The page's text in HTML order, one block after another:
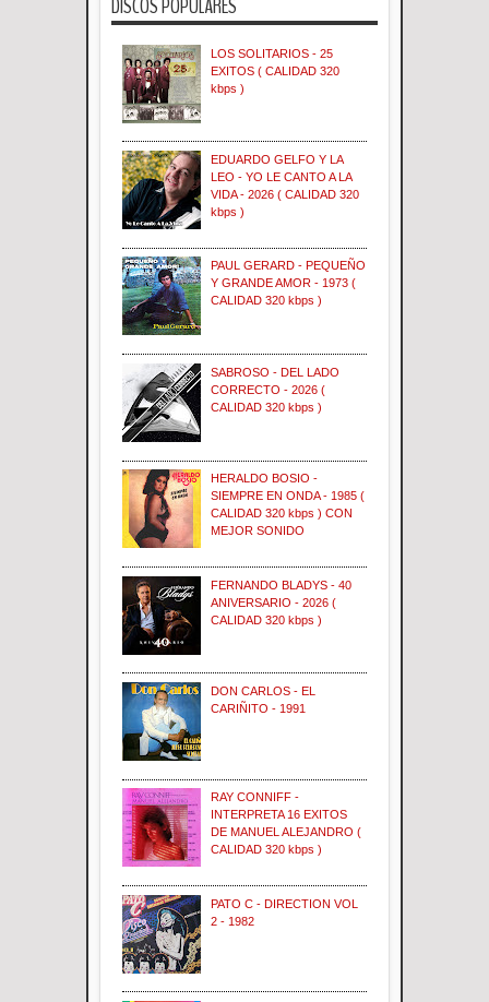
DISCOS POPULARES
LOS SOLITARIOS - 25
EXITOS ( CALIDAD 320
kbps )
EDUARDO GELFO Y LA
LEO - YO LE CANTO A LA
VIDA - 2026 ( CALIDAD 320
kbps )
PAUL GERARD - PEQUEÑO
Y GRANDE AMOR - 1973 (
CALIDAD 320 kbps )
SABROSO - DEL LADO
CORRECTO - 2026 (
CALIDAD 320 kbps )
HERALDO BOSIO -
SIEMPRE EN ONDA - 1985 (
CALIDAD 320 kbps ) CON
MEJOR SONIDO
FERNANDO BLADYS - 40
ANIVERSARIO - 2026 (
CALIDAD 320 kbps )
DON CARLOS - EL
CARIÑITO - 1991
RAY CONNIFF -
INTERPRETA 16 EXITOS
DE MANUEL ALEJANDRO (
CALIDAD 320 kbps )
PATO C - DIRECTION VOL
2 - 1982